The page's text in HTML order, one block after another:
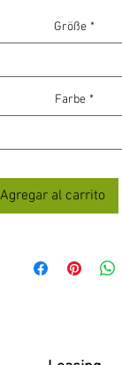
Größe *
Farbe *
Agregar al carrito